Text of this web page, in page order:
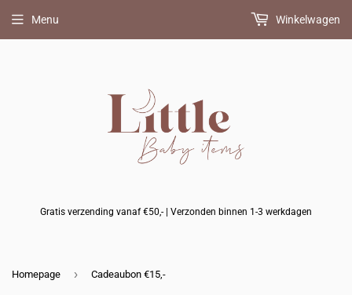
Gratis verzending vanaf €50,- | Verzonden binnen 1-3 werkdagen
Menu Winkelwagen
Homepage › Cadeaubon €15,-